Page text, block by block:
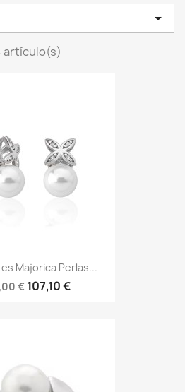

artículo(s)
Majorica Perlas...
€ 107,10 €